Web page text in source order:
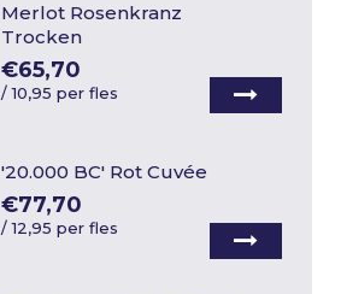
Merlot Rosenkranz
Trocken
€65,70
/10,95 per fles
'20.000 BC' Rot Cuvée
€77,70
/12,95 per fles